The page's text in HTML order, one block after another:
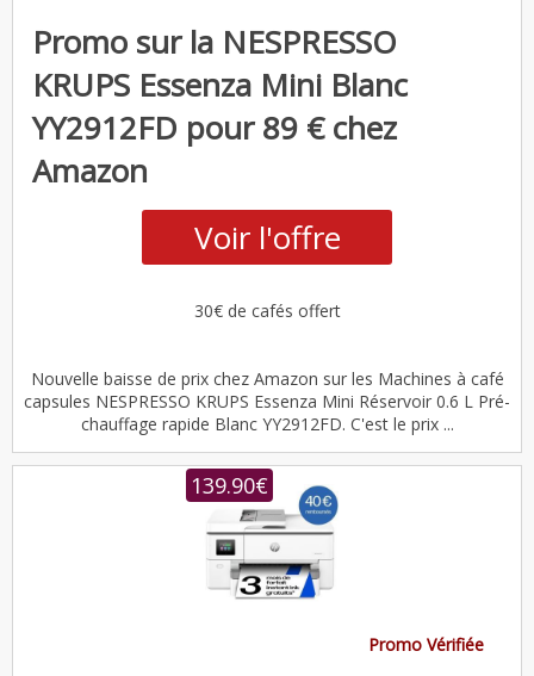
Promo sur la NESPRESSO
KRUPS Essenza Mini Blanc
YY2912FD pour 89 € chez
Amazon
Voir l'offre
30€ de cafés offert
Nouvelle baisse de prix chez Amazon sur les Machines à café
capsules NESPRESSO KRUPS Essenza Mini Réservoir 0.6 L Pré-
chauffage rapide Blanc YY2912FD. C'est le prix ...
139.90€
Promo Vérifiée